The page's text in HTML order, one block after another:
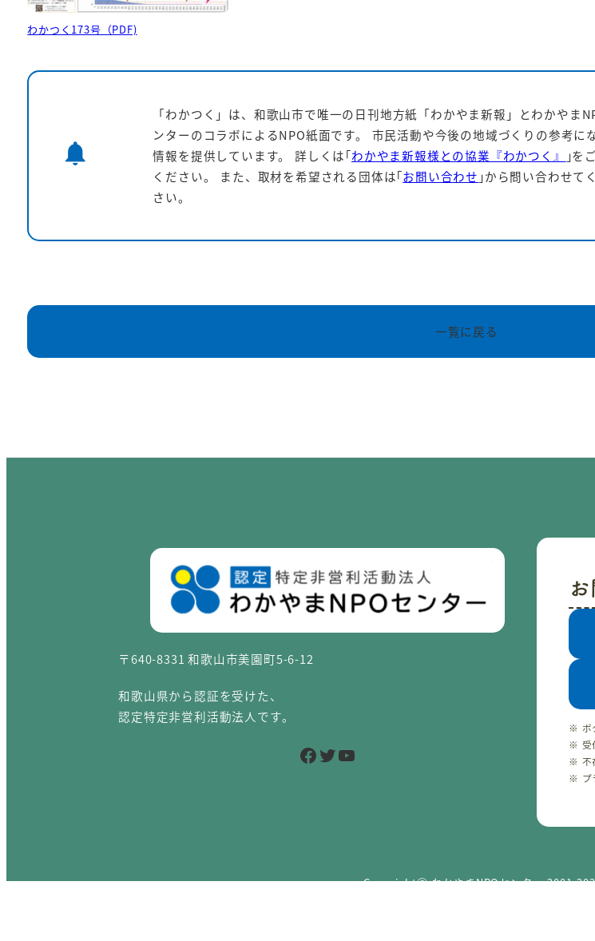
わかつく173号（PDF)
notifications
「わかつく」は、和歌山市で唯一の日刊地方紙「わかやま新報」とわかやま
ンターのコラボによるNPO紙面です。 市民活動や今後の地域づくりの参考に
情報を提供しています。 詳しくは｢わかやま新報様との協業『わかつく』
｣を
ください。 また、取材を希望される団体は｢お問い合わせ ｣から問い合わせて
さい。
一覧に戻る
〒640-8331 和歌山市美園町5-6-12
和歌山県から認証を受けた、
認定特定非営利活動法人です。
Facebook Twitter YouTube
※ ボ
※ 受
※ 不
※ プ
CopyrightⒸ わかやまNPOセンター 2001-